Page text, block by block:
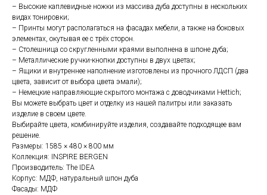
– Высокие каплевидные ножки из массива дуба доступны в нескольких
видах тонировки;
– Принты могут располагаться на фасадах мебели, а также на боковых
элементах, окутывая ее с трёх сторон.
– Столешница со скругленными краями выполнена в шпоне дуба;
– Металлические ручки-кнопки доступны в двух цветах;
– Ящики и внутреннее наполнение изготовлены из прочного ЛДСП (два
цвета, зависит от выбора цвета эмали);
– Немецкие направляющие скрытого монтажа с доводчиками Hettich;
Вы можете выбрать цвет и отделку из нашей палитры или заказать
изделие в своем цвете.
Выбирайте цвета, комбинируйте изделия, создавайте подходящее вам
решение.
Размеры: 1585 × 480 × 800 мм
Коллекция: INSPIRE BERGEN
Производитель: The IDEA
Корпус: МДФ, натуральный шпон дуба
Фасады: МДФ